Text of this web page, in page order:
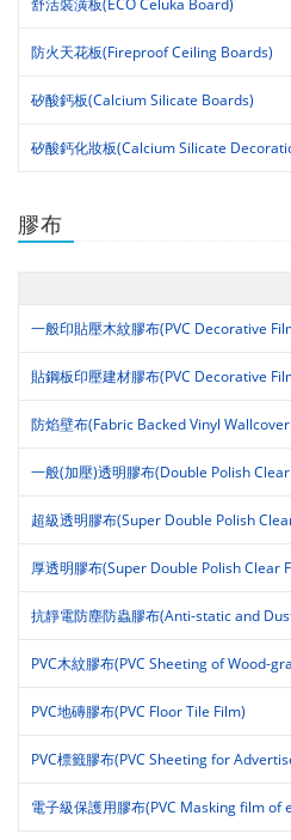
防火天花板(Fireproof Ceiling Boards)
矽酸鈣板(Calcium Silicate Boards)
矽酸鈣化妝板(Calcium Silicate
膠布
一般印貼壓木紋膠布(PVC Decorative
貼鋼板印壓建材膠布(PVC Decorative
防焰壁布(Fabric Backed Vinyl
一般(加壓)透明膠布(Double Polish
超級透明膠布(Super Double Polish
厚透明膠布(Super Double Polish Clear
抗靜電防塵防蟲膠布(Anti-static and
PVC木紋膠布(PVC Sheeting of Wood-
PVC地磚膠布(PVC Floor Tile Film)
PVC標籤膠布(PVC Sheeting for
電子級保護用膠布(PVC Masking film of